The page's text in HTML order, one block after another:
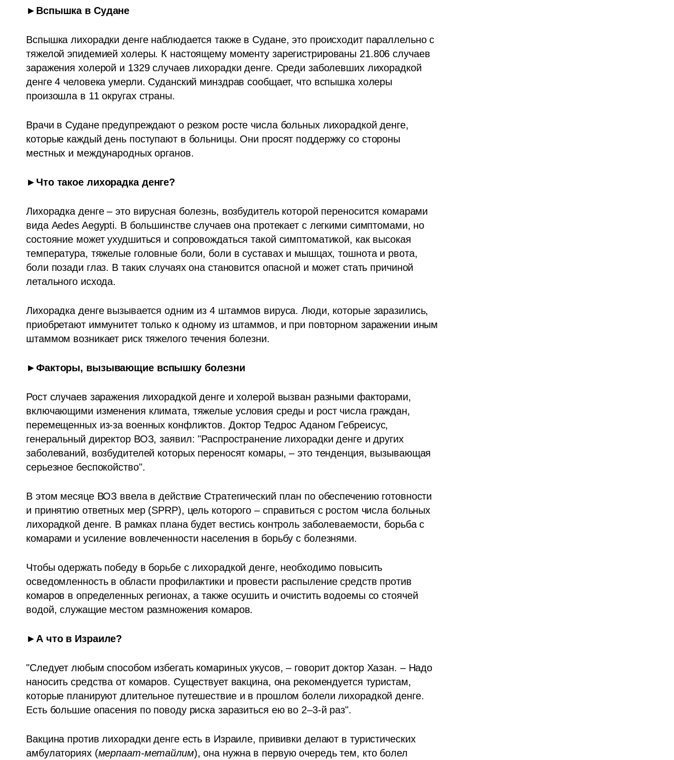
►Вспышка в Судане
Вспышка лихорадки денге наблюдается также в Судане, это происходит параллельно с
тяжелой эпидемией холеры. К настоящему моменту зарегистрированы 21.806 случаев
заражения холерой и 1329 случаев лихорадки денге. Среди заболевших лихорадкой
денге 4 человека умерли. Суданский минздрав сообщает, что вспышка холеры
произошла в 11 округах страны.
Врачи в Судане предупреждают о резком росте числа больных лихорадкой денге,
которые каждый день поступают в больницы. Они просят поддержку со стороны
местных и международных органов.
►Что такое лихорадка денге?
Лихорадка денге – это вирусная болезнь, возбудитель которой переносится комарами
вида Aedes Aegypti. В большинстве случаев она протекает с легкими симптомами, но
состояние может ухудшиться и сопровождаться такой симптоматикой, как высокая
температура, тяжелые головные боли, боли в суставах и мышцах, тошнота и рвота,
боли позади глаз. В таких случаях она становится опасной и может стать причиной
летального исхода.
Лихорадка денге вызывается одним из 4 штаммов вируса. Люди, которые заразились,
приобретают иммунитет только к одному из штаммов, и при повторном заражении иным
штаммом возникает риск тяжелого течения болезни.
►Факторы, вызывающие вспышку болезни
Рост случаев заражения лихорадкой денге и холерой вызван разными факторами,
включающими изменения климата, тяжелые условия среды и рост числа граждан,
перемещенных из-за военных конфликтов. Доктор Тедрос Аданом Гебреисус,
генеральный директор ВОЗ, заявил: "Распространение лихорадки денге и других
заболеваний, возбудителей которых переносят комары, – это тенденция, вызывающая
серьезное беспокойство".
В этом месяце ВОЗ ввела в действие Стратегический план по обеспечению готовности
и принятию ответных мер (SPRP), цель которого – справиться с ростом числа больных
лихорадкой денге. В рамках плана будет вестись контроль заболеваемости, борьба с
комарами и усиление вовлеченности населения в борьбу с болезнями.
Чтобы одержать победу в борьбе с лихорадкой денге, необходимо повысить
осведомленность в области профилактики и провести распыление средств против
комаров в определенных регионах, а также осушить и очистить водоемы со стоячей
водой, служащие местом размножения комаров.
►А что в Израиле?
"Следует любым способом избегать комариных укусов, – говорит доктор Хазан. – Надо
наносить средства от комаров. Существует вакцина, она рекомендуется туристам,
которые планируют длительное путешествие и в прошлом болели лихорадкой денге.
Есть большие опасения по поводу риска заразиться ею во 2–3-й раз".
Вакцина против лихорадки денге есть в Израиле, прививки делают в туристических
амбулаториях (мерпаат-метайлим), она нужна в первую очередь тем, кто болел